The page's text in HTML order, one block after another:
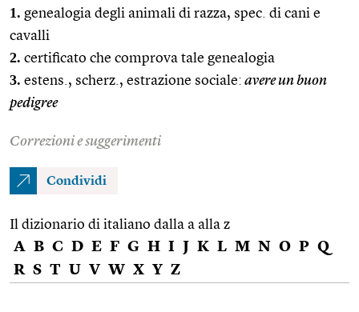
1. genealogia degli animali di razza, spec. di cani e
cavalli
2. certificato che comprova tale genealogia
3. estens., scherz., estrazione sociale: avere un buon
pedigree
Correzioni e suggerimenti
Condividi
Il dizionario di italiano dalla a alla z
A B C D E F G H I J K L M N O P Q
R S T U V W X Y Z